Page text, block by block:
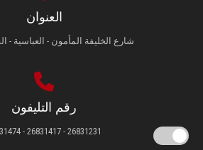
العنوان
شارع الخليفة المأمون - العباسية -
رقم التليفون
26831231 - 26831417 - 26831474